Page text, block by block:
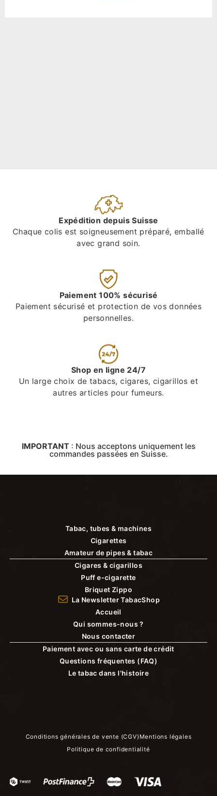
Expédition depuis Suisse
Chaque colis est soigneusement préparé, emballé
avec grand soin.
Paiement 100% sécurisé
Paiement sécurisé et protection de vos données
personnelles.
Shop en ligne 24/7
Un large choix de tabacs, cigares, cigarillos et
autres articles pour fumeurs.
IMPORTANT : Nous acceptons uniquement les
commandes passées en Suisse.
Tabac, tubes & machines
Cigarettes
Amateur de pipes & tabac
Cigares & cigarillos
Puff e-cigarette
Briquet Zippo
La Newsletter TabacShop
Accueil
Qui sommes-nous ?
Nous contacter
Paiement avec ou sans carte de crédit
Questions fréquentes (FAQ)
Le tabac dans l'histoire
Conditions générales de vente (CGV) Mentions légales
Politique de confidentialité